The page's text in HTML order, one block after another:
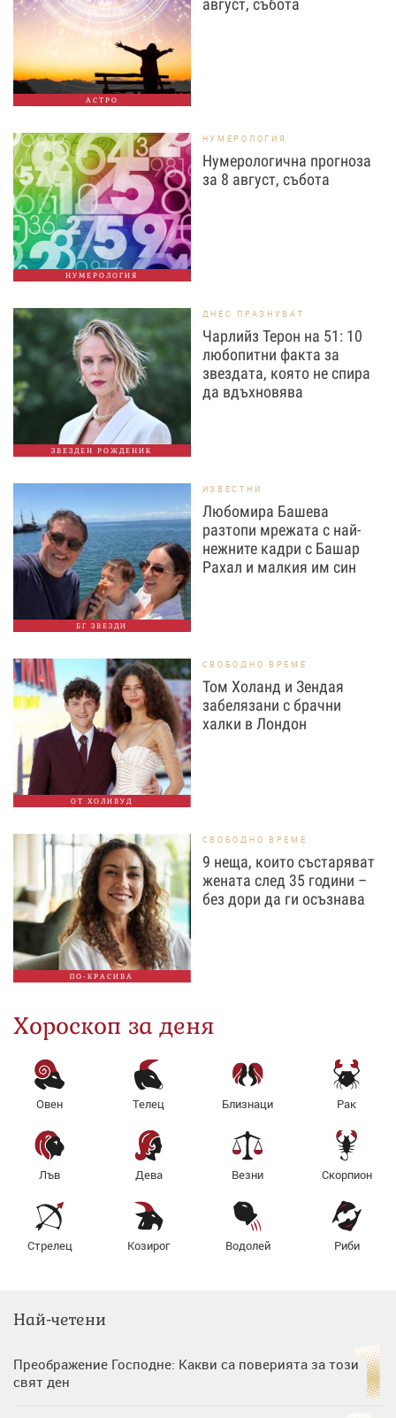
АСТРО
август, събота
НУМЕРОЛОГИЯ
НУМЕРОЛОГИЯ
Нумерологична прогноза
за 8 август, събота
ЗВЕЗДЕН РОЖДЕНИК
ДНЕС ПРАЗНУВАТ
Чарлийз Терон на 51: 10
любопитни факта за
звездата, която не спира
да вдъхновява
БГ ЗВЕЗДИ
ИЗВЕСТНИ
Любомира Башева
разтопи мрежата с най-
нежните кадри с Башар
Рахал и малкия им син
ОТ ХОЛИВУД
СВОБОДНО ВРЕМЕ
Том Холанд и Зендая
забелязани с брачни
халки в Лондон
ПО-КРАСИВА
СВОБОДНО ВРЕМЕ
9 неща, които състаряват
жената след 35 години –
без дори да ги осъзнава
Хороскоп за деня
Овен Телец Близнаци Рак
Лъв Дева Везни Скорпион
Стрелец Козирог Водолей Риби
Най-четени
Преображение Господне: Какви са поверията за този
свят ден